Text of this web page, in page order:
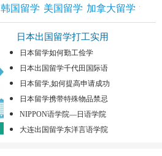
韩国留学 美国留学 加拿大留学 澳洲
日本出国留学打工实用
日本留学如何勤工俭学
日本出国留学千代田国际语
日本留学,如何提高申请成功
日本留学携带特殊物品禁忌
NIPPON语学院—日语学院
大连出国留学东洋言语学院